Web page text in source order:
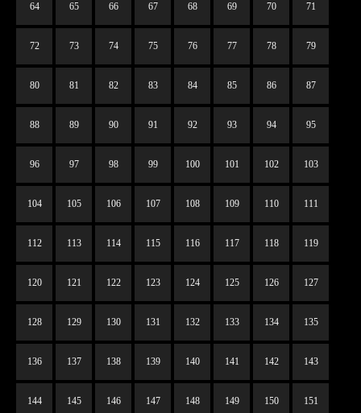
64 65 66 67 68 69 70 71
72 73 74 75 76 77 78 79
80 81 82 83 84 85 86 87
88 89 90 91 92 93 94 95
96 97 98 99 100 101 102 103
104 105 106 107 108 109 110 111
112 113 114 115 116 117 118 119
120 121 122 123 124 125 126 127
128 129 130 131 132 133 134 135
136 137 138 139 140 141 142 143
144 145 146 147 148 149 150 151